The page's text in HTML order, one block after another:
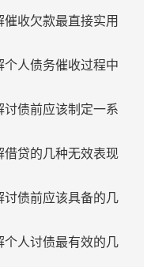
收欠款最直接实用
人债务催收过程中
债前应该制定一系
贷的几种无效表现
债前应该具备的几
人讨债最有效的几